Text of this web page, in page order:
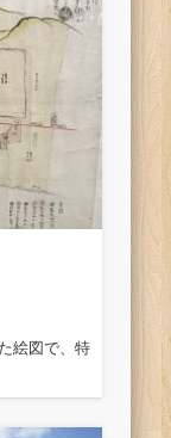
絵図で、特